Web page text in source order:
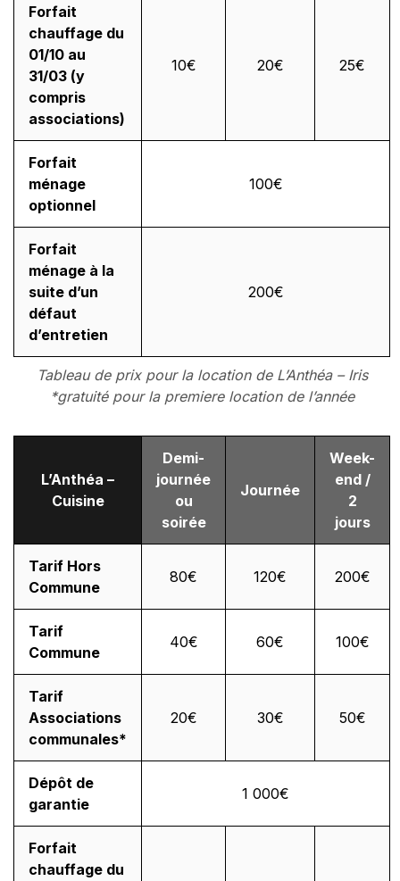
Tableau de prix pour la location de L’Anthéa – Iris
*gratuité pour la premiere location de l’année
Forfait
chauffage du
01/10 au
31/03 (y
compris
associations)
10€ 20€ 25€
Forfait
ménage
optionnel
100€
Forfait
ménage à la
suite d’un
défaut
d’entretien
200€
L’Anthéa –
Cuisine
Demi-
journée
ou
soirée
Journée
Week-
end /
2
jours
Tarif Hors
Commune
80€ 120€ 200€
Tarif
Commune
40€ 60€ 100€
Tarif
Associations
communales*
20€ 30€ 50€
Dépôt de
garantie
1 000€
Forfait
chauffage du